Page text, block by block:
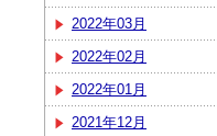
2022年03月
2022年02月
2022年01月
2021年12月